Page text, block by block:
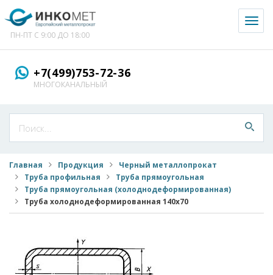
ПН-ПТ С 9:00 ДО 18:00
+7(499)753-72-36
МНОГОКАНАЛЬНЫЙ
Главная Продукция
Черный металлопрокат
Труба профильная
Труба прямоугольная
Труба прямоугольная (холоднодеформированная)
Труба холоднодеформированная 140x70